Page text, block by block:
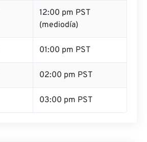
12:00 pm PST
(mediodía)
01:00 pm PST
02:00 pm PST
03:00 pm PST